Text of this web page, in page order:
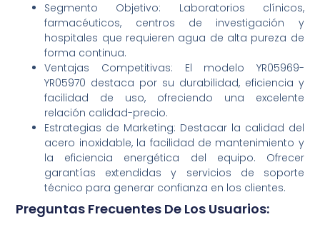
Segmento Objetivo: Laboratorios clínicos,
farmacéuticos, centros de investigación y
hospitales que requieren agua de alta pureza de
forma continua.
Ventajas Competitivas: El modelo YR05969-
YR05970 destaca por su durabilidad, eficiencia y
facilidad de uso, ofreciendo una excelente
relación calidad-precio.
Estrategias de Marketing: Destacar la calidad del
acero inoxidable, la facilidad de mantenimiento y
la eficiencia energética del equipo. Ofrecer
garantías extendidas y servicios de soporte
técnico para generar confianza en los clientes.
Preguntas Frecuentes De Los Usuarios: